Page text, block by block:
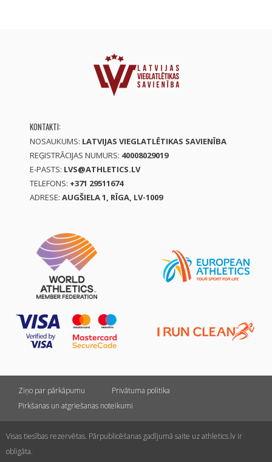
KONTAKTI:
NOSAUKUMS: LATVIJAS VIEGLATLĒTIKAS SAVIENĪBA
REĢISTRĀCIJAS NUMURS: 40008029019
E-PASTS: LVS@ATHLETICS.LV
TELEFONS: +371 29511674
ADRESE: AUGŠIELA 1, RĪGA, LV-1009
Ziņo par pārkāpumu
Privātuma politika
Pirkšanas un atgriešanas noteikumi
Visas tiesības rezervētas. Pārpublicēšanas gadījumā saite uz athletics.lv ir
obligāta.